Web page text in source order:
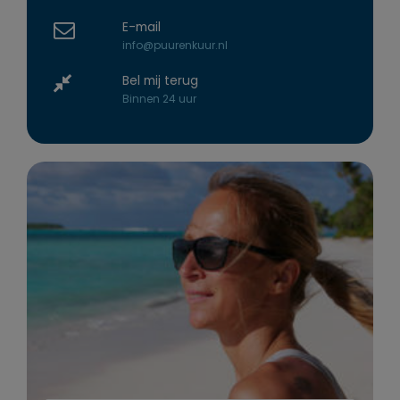
E-mail
info@puurenkuur.nl
Bel mij terug
Binnen 24 uur